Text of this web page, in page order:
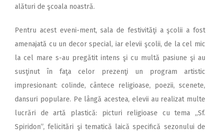
alături de şcoala noastră.
Pentru acest eveni-ment, sala de festivităţi a şcolii a fost
amenajată cu un decor special, iar elevii şcolii, de la cel mic
la cel mare s-au pregătit intens şi cu multă pasiune şi au
susţinut în faţa celor prezenţi un program artistic
impresionant: colinde, cântece religioase, poezii, scenete,
dansuri populare. Pe lângă acestea, elevii au realizat multe
lucrări de artă plastică: picturi religioase cu tema ,,Sf.
Spiridon”, felicitări şi tematică laică specifică sezonului de